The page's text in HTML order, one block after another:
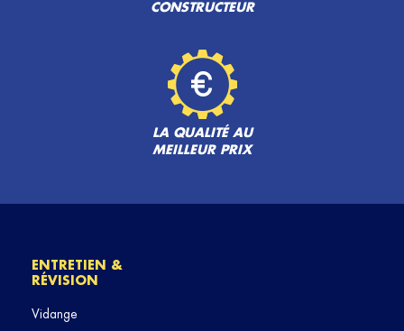
CONSTRUCTEUR
LA QUALITÉ AU
MEILLEUR PRIX
ENTRETIEN &
RÉVISION
Vidange